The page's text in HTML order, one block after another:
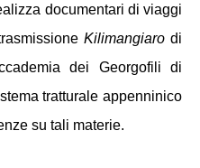
documentari di viaggi
Kilimangiaro di
dei Georgofili di
tratturale appenninico
su tali materie.